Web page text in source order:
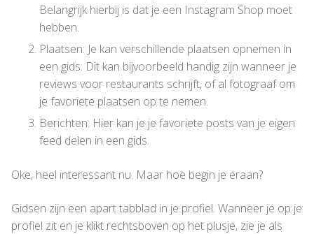
Belangrijk hierbij is dat je een Instagram Shop moet
hebben.
Plaatsen: Je kan verschillende plaatsen opnemen in
een gids. Dit kan bijvoorbeeld handig zijn wanneer je
reviews voor restaurants schrijft, of al fotograaf om
je favoriete plaatsen op te nemen.
Berichten: Hier kan je je favoriete posts van je eigen
feed delen in een gids.
Oke, heel interessant nu. Maar hoe begin je eraan?
Gidsen zijn een apart tabblad in je profiel. Wanneer je op je
profiel zit en je klikt rechtsboven op het plusje, zie je als